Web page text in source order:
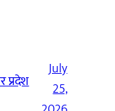
July
25,